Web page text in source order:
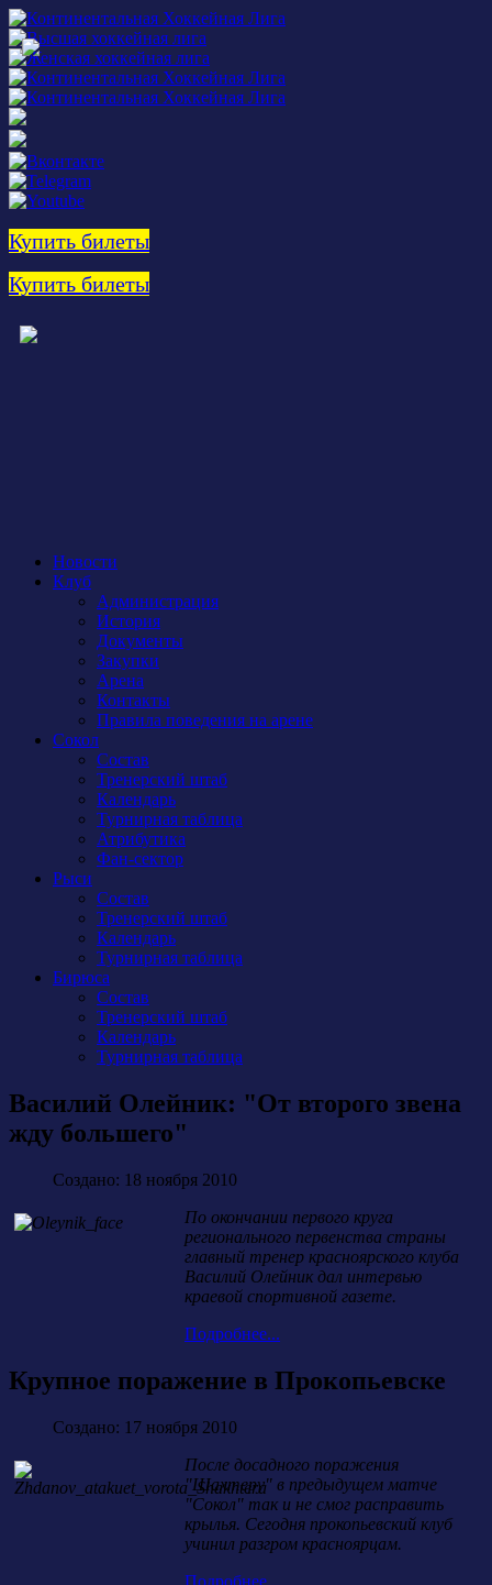
Купить билеты
Купить билеты
Новости
Клуб
Администрация
История
Документы
Закупки
Арена
Контакты
Правила поведения на арене
Сокол
Состав
Тренерский штаб
Календарь
Турнирная таблица
Атрибутика
Фан-сектор
Рыси
Состав
Тренерский штаб
Календарь
Турнирная таблица
Бирюса
Состав
Тренерский штаб
Календарь
Турнирная таблица
Василий Олейник: "От второго звена
жду большего"
Создано: 18 ноября 2010
По окончании первого круга
регионального первенства страны
главный тренер красноярского клуба
Василий Олейник дал интервью
краевой спортивной газете.
Подробнее...
Крупное поражение в Прокопьевске
Создано: 17 ноября 2010
После досадного поражения
"Шахтеру" в предыдущем матче
"Сокол" так и не смог расправить
крылья. Сегодня прокопьевский клуб
учинил разгром красноярцам.
Подробнее...